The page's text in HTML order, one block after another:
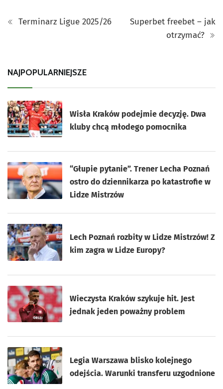
Terminarz Ligue 2025/26
Superbet freebet – jak
otrzymać?
NAJPOPULARNIEJSZE
Wisła Kraków podejmie decyzję. Dwa
kluby chcą młodego pomocnika
“Głupie pytanie”. Trener Lecha Poznań
ostro do dziennikarza po katastrofie w
Lidze Mistrzów
Lech Poznań rozbity w Lidze Mistrzów! Z
kim zagra w Lidze Europy?
Wieczysta Kraków szykuje hit. Jest
jednak jeden poważny problem
Legia Warszawa blisko kolejnego
odejścia. Warunki transferu uzgodnione